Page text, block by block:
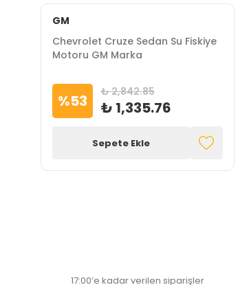
GM
Chevrolet Cruze Sedan Su Fiskiye
Motoru GM Marka
%53 ₺ 2,842.85
₺ 1,335.76
Sepete Ekle
17:00’e kadar verilen siparişler